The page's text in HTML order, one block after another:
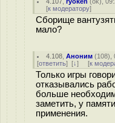
[к модератору]
Сборище
мало?
4.108 ,Аноним (108),
[ответить] [↓] [к
Только игры
отказывались
больше
заметить, у
применения.